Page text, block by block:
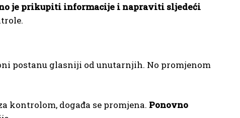
je prikupiti informacije i napraviti sljedeći
postanu glasniji od unutarnjih. No promjenom
kontrolom, događa se promjena. Ponovno